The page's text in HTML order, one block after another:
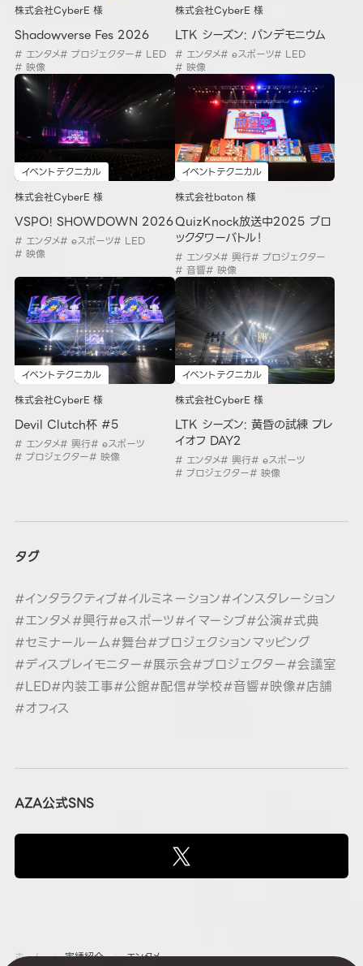
ホーム 実績紹介 エンタメ
株式会社CyberE 様
Shadowverse Fes 2026
# エンタメ# プロジェクター# LED
# 映像
株式会社CyberE 様
LTK シーズン: パンデモニウム
# エンタメ# eスポーツ# LED
# 映像
イベントテクニカル
株式会社CyberE 様
VSPO! SHOWDOWN 2026
# エンタメ# eスポーツ# LED
# 映像
イベントテクニカル
株式会社baton 様
QuizKnock放送中2025 ブロ
ックタワーバトル！
# エンタメ# 興行# プロジェクター
# 音響# 映像
イベントテクニカル
株式会社CyberE 様
Devil Clutch杯 #5
# エンタメ# 興行# eスポーツ
# プロジェクター# 映像
イベントテクニカル
株式会社CyberE 様
LTK シーズン: 黄昏の試練 プレ
イオフ DAY2
# エンタメ# 興行# eスポーツ
# プロジェクター# 映像
タグ
#インタラクティブ#イルミネーション#インスタレーション
#エンタメ#興行#eスポーツ#イマーシブ#公演#式典
#セミナールーム#舞台#プロジェクションマッピング
#ディスプレイモニター#展示会#プロジェクター#会議室
#LED#内装工事#公館#配信#学校#音響#映像#店舗
#オフィス
AZA公式SNS